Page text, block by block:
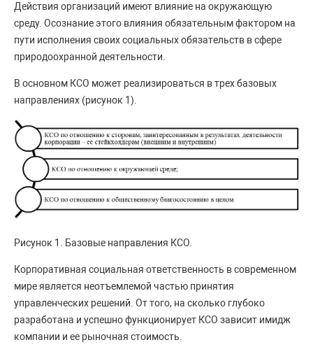
Действия организаций имеют влияние на окружающую
среду. Осознание этого влияния обязательным фактором на
пути исполнения своих социальных обязательств в сфере
природоохранной деятельности.
В основном КСО может реализироваться в трех базовых
направлениях (рисунок 1).
Рисунок 1. Базовые направления КСО.
Корпоративная социальная ответственность в современном
мире является неотъемлемой частью принятия
управленческих решений. От того, на сколько глубоко
разработана и успешно функционирует КСО зависит имидж
компании и ее рыночная стоимость.